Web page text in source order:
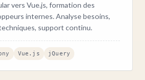
vers Vue.js, formation des
internes. Analyse besoins,
support continu.
Vue.js jQuery